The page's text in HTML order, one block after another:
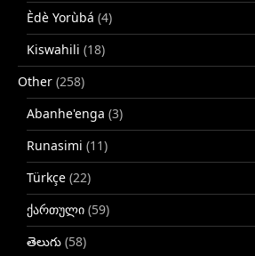
Èdè Yorùbá (4)
Kiswahili (18)
Other (258)
Abanhe'enga (3)
Runasimi (11)
Türkçe (22)
ქართული (59)
తెలుగు (58)